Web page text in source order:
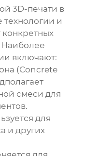
3D-печати в
технологии и
конкретных
Наиболее
включают:
(Concrete
смеси для
для
и других